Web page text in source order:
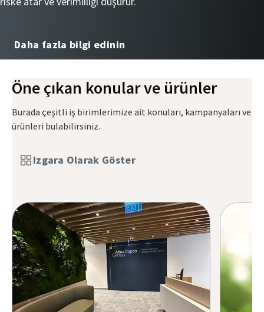
Daha fazla bilgi edinin
Öne çıkan konular ve ürünler
Burada çeşitli iş birimlerimize ait konuları, kampanyaları ve
ürünleri bulabilirsiniz.
Izgara Olarak Göster